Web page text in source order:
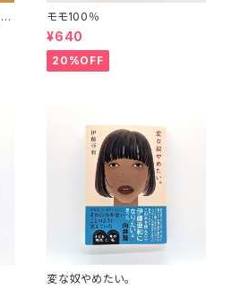
モモ100％
¥640
20%OFF
変な奴やめたい。